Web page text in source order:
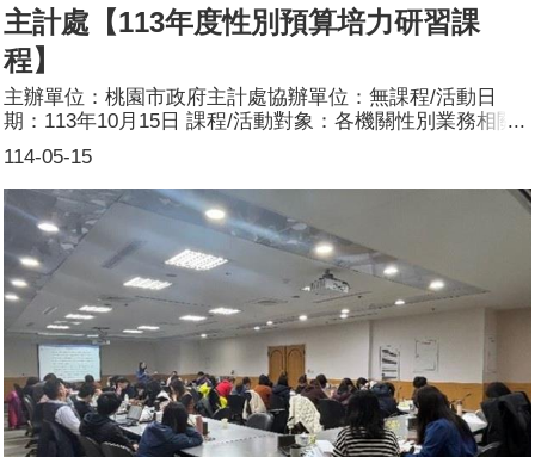
主計處【113年度性別預算培力研習課
程】
114-05-15
主辦單位：桃園市政府主計處協辦單位：無課程/活動日
期：113年10月15日 課程/活動對象：各機關性別業務相關
承辦同仁辦理形式：演講課程/活動簡介：本課程內容主要
闡述性別預算定義及內涵，另說明性別預算編列原則及流
程，闡明性別預算係通盤考量如何建置一個對於不同性別者
的友善環境，而非僅將部分預算專用於女性或僅計算推動性
別平等事務之預算，更應是動態過程，將性別觀點融入歲
入、歲出之籌編與執行等預算程序中，並普遍應用於各項政
策領域，期藉本次研習課程，提升性別預算彙編品質。參加
人數：163人(男40人、女123人)講師資料：(1)姓名：盧孟
宗(2)職稱：中央研究院社會學研究所博士後人員